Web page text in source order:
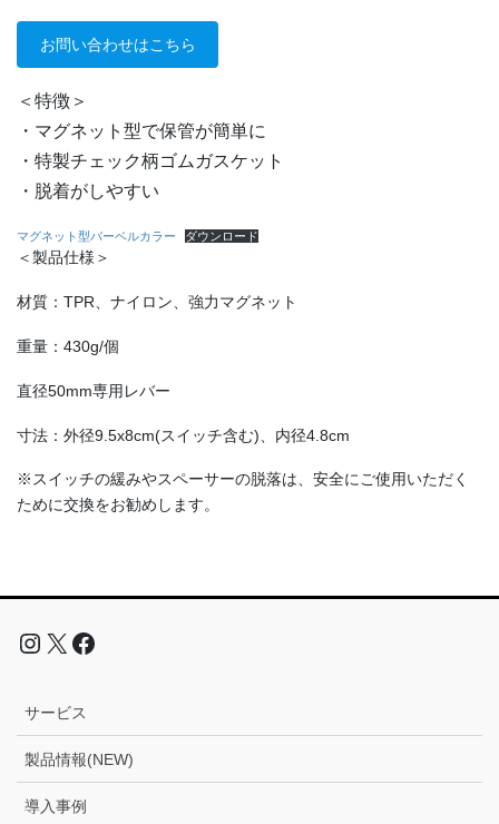
お問い合わせはこちら
＜特徴＞
・マグネット型で保管が簡単に
・特製チェック柄ゴムガスケット
・脱着がしやすい
マグネット型バーベルカラー ダウンロード
＜製品仕様＞
材質：TPR、ナイロン、強力マグネット
重量：430g/個
直径50mm専用レバー
寸法：外径9.5x8cm(スイッチ含む)、内径4.8cm
※スイッチの緩みやスペーサーの脱落は、安全にご使用いただく
ために交換をお勧めします。
サービス
製品情報(NEW)
導入事例